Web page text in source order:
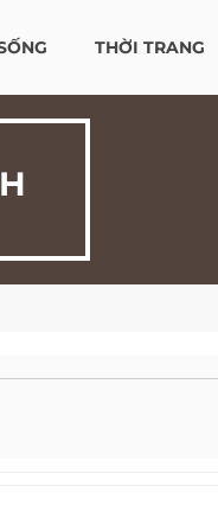
THỜI TRANG